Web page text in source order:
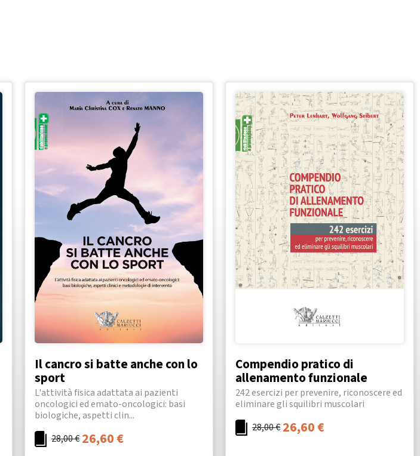
Il cancro si batte anche con lo
sport
L'attività fisica adattata ai pazienti
oncologici ed emato-oncologici: basi
biologiche, aspetti clin...
28,00€ 26,60€
Compendio pratico di
allenamento funzionale
242 esercizi per prevenire, riconoscere ed
eliminare gli squilibri muscolari
28,00€ 26,60€